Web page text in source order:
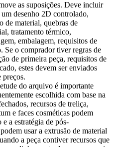
as suposições. Deve incluir
desenho 2D controlado,
de material, quebras de
tratamento térmico,
embalagem, requisitos de
Se o comprador tiver regras de
de primeira peça, requisitos de
estes devem ser enviados
preços.
do arquivo é importante
escolhida com base na
recursos de treliça,
e faces cosméticas podem
a estratégia de pós-
usar a extrusão de material
a peça contiver recursos que